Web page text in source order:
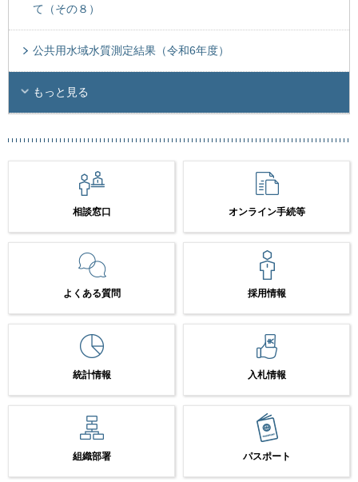
て（その８）
公共用水域水質測定結果（令和6年度）
もっと見る
相談窓口 オンライン手続等
よくある質問 採用情報
統計情報 入札情報
組織部署 パスポート